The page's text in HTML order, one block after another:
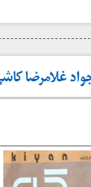
کاشی